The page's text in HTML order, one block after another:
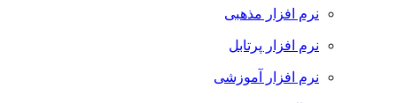
نرم افزار مذهبی
نرم افزار پرتابل
نرم افزار آموزشی